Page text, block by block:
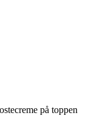
på toppen